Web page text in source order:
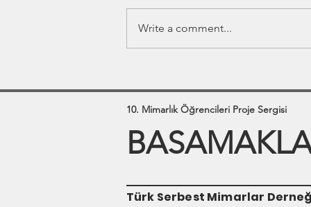
Write a comment...
10. Mimarlık Öğrencileri Proje Sergisi
Türk Serbest Mimarlar